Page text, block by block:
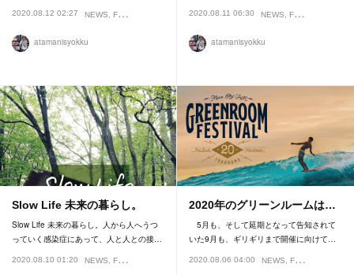
2020.08.12 02:27 NEWS FESTIVAL
atamanisyokku
2020.08.11 06:30 NEWS FESTIVAL
atamanisyokku
Slow Life 未来の暮らし。
Slow Life 未来の暮らし。人から人へうつ
っていく感染症にあって、人と人との接…
2020.08.10 01:20 NEWS FEATURE
2020年のグリーンルームは…
5月も、そして延期となって告知されて
いた9月も、ギリギリまで開催に向けて…
2020.08.06 04:00 NEWS FESTIVAL